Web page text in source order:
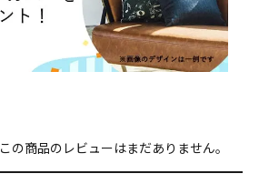
この商品のレビューはまだありません。